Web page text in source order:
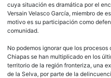
cuya situación es dramática por el
Versain Velasco García, miembro de
motivo es su participación como
comunidad.
No podemos ignorar que los
Chiapas se han multiplicado en los
territorio de la región fronteriza, una
de la Selva, por parte de la